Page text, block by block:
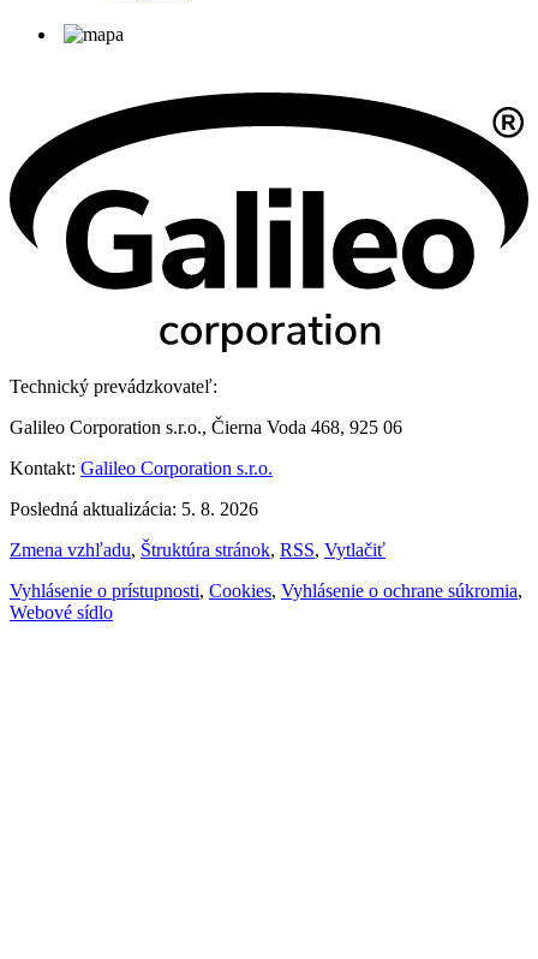
Technický prevádzkovateľ:
Galileo Corporation s.r.o., Čierna Voda 468, 925 06
Kontakt: Galileo Corporation s.r.o.
Posledná aktualizácia: 5. 8. 2026
Zmena vzhľadu, Štruktúra stránok, RSS, Vytlačiť
Vyhlásenie o prístupnosti, Cookies, Vyhlásenie o ochrane súkromia,
Webové sídlo